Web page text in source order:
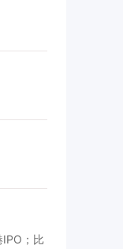
；比